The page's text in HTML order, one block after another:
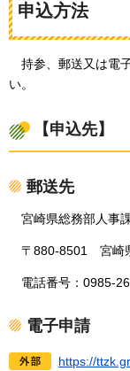
申込方法
持参 、郵送又は電
い。
【申込先】
郵送先
宮崎県総務部人事
〒880-8501 宮崎
電話番号：0985-
電子申請
https://